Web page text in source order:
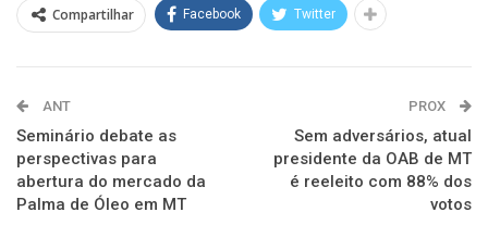
Compartilhar Facebook Twitter
ANT
Seminário debate as
perspectivas para
abertura do mercado da
Palma de Óleo em MT
PROX
Sem adversários, atual
presidente da OAB de MT
é reeleito com 88% dos
votos